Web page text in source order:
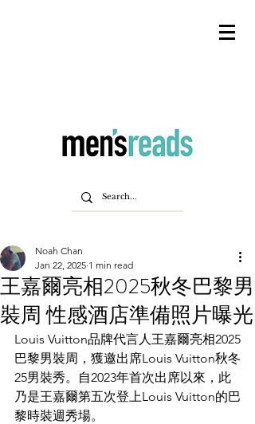
王嘉爾亮相2025秋冬巴黎男
裝周 性感酒店準備照片曝光
Noah Chan
Jan 22, 2025 1 min read
Louis Vuitton品牌代言人王嘉爾亮相2025
巴黎男裝周，獲邀出席Louis Vuitton秋冬
25男裝秀。自2023年首次出席以來，此
乃是王嘉爾第五次登上Louis Vuitton的巴
黎時裝週秀場。